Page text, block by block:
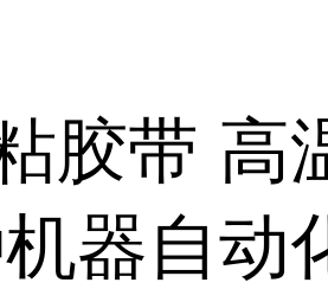
胶带 高
器自动